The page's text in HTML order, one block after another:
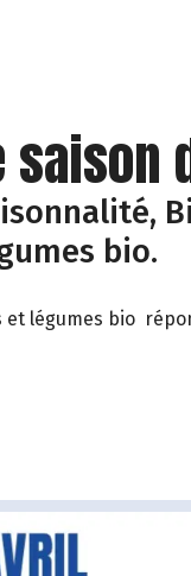
bio.
et légumes bio